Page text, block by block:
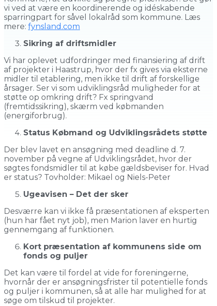
vi ved at være en koordinerende og idéskabende
sparringpart for såvel lokalråd som kommune. Læs
mere: fynsland.com
Sikring af driftsmidler
Vi har oplevet udfordringer med finansiering af drift
af projekter i Haastrup, hvor der fx gives via eksterne
midler til etablering, men ikke til drift af forskellige
årsager. Ser vi som udviklingsråd muligheder for at
støtte op omkring drift? Fx springvand
(fremtidssikring), skærm ved købmanden
(energiforbrug).
Status Købmand og Udviklingsrådets støtte
Der blev lavet en ansøgning med deadline d. 7.
november på vegne af Udviklingsrådet, hvor der
søgtes fondsmidler til at købe gældsbeviser for. Hvad
er status? Tovholder: Mikael og Niels-Peter
Ugeavisen – Det der sker
Desværre kan vi ikke få præsentationen af eksperten
(hun har fået nyt job), men Marion laver en hurtig
gennemgang af funktionen.
Kort præsentation af kommunens side om
fonds og puljer
Det kan være til fordel at vide for foreningerne,
hvornår der er ansøgningsfrister til potentielle fonds
og puljer i kommunen, så at alle har mulighed for at
søge om tilskud til projekter.